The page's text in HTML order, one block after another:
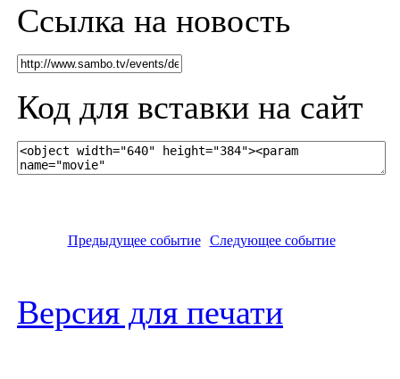
Ссылка на новость
Код для вставки на сайт
Предыдущее событие Следующее событие
Версия для печати